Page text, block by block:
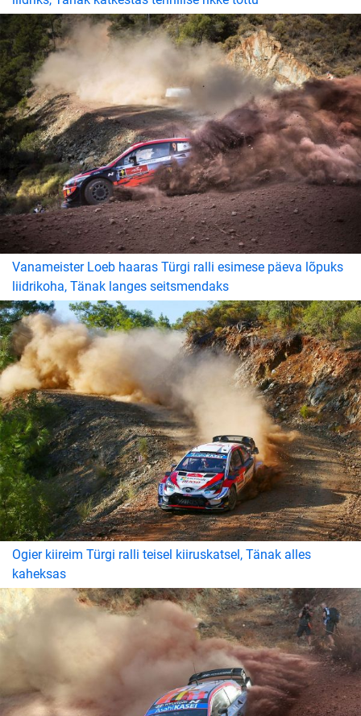
Vanameister Loeb haaras Türgi ralli esimese päeva lõpuks
liidrikoha, Tänak langes seitsmendaks
Ogier kiireim Türgi ralli teisel kiiruskatsel, Tänak alles
kaheksas